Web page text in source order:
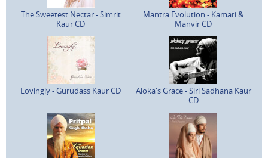
The Sweetest Nectar - Simrit
Kaur CD
Mantra Evolution - Kamari &
Manvir CD
Lovingly - Gurudass Kaur CD
Aloka's Grace - Siri Sadhana Kaur
CD